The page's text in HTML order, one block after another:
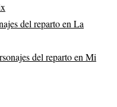
del reparto en La
del reparto en Mi